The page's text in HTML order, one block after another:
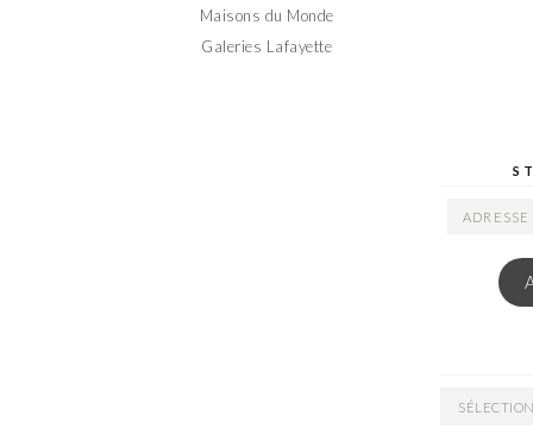
Maisons du Monde
Galeries Lafayette
ADRESSE
ARCHIVES